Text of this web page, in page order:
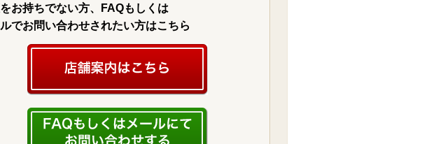
お持ちでない方、FAQもしくは
でお問い合わせされたい方はこちら